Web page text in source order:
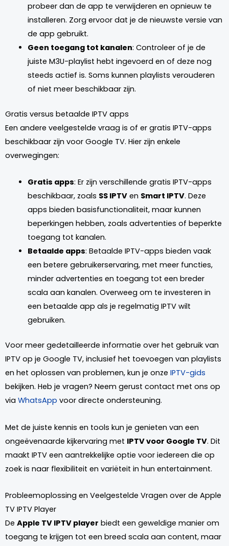
probeer dan de app te verwijderen en opnieuw te
installeren. Zorg ervoor dat je de nieuwste versie van
de app gebruikt.
Geen toegang tot kanalen: Controleer of je de
juiste M3U-playlist hebt ingevoerd en of deze nog
steeds actief is. Soms kunnen playlists verouderen
of niet meer beschikbaar zijn.
Gratis versus betaalde IPTV apps
Een andere veelgestelde vraag is of er gratis IPTV-apps
beschikbaar zijn voor Google TV. Hier zijn enkele
overwegingen:
Gratis apps: Er zijn verschillende gratis IPTV-apps
beschikbaar, zoals SS IPTVen Smart IPTV. Deze
apps bieden basisfunctionaliteit, maar kunnen
beperkingen hebben, zoals advertenties of beperkte
toegang tot kanalen.
Betaalde apps: Betaalde IPTV-apps bieden vaak
een betere gebruikerservaring, met meer functies,
minder advertenties en toegang tot een breder
scala aan kanalen. Overweeg om te investeren in
een betaalde app als je regelmatig IPTV wilt
gebruiken.
Voor meer gedetailleerde informatie over het gebruik van
IPTV op je Google TV, inclusief het toevoegen van playlists
en het oplossen van problemen, kun je onze IPTV-gids
bekijken. Heb je vragen? Neem gerust contact met ons op
via WhatsApp voor directe ondersteuning.
Met de juiste kennis en tools kun je genieten van een
ongeëvenaarde kijkervaring met IPTV voor Google TV. Dit
maakt IPTV een aantrekkelijke optie voor iedereen die op
zoek is naar flexibiliteit en variëteit in hun entertainment.
Probleemoplossing en Veelgestelde Vragen over de Apple
TV IPTV Player
De Apple TV IPTV player biedt een geweldige manier om
toegang te krijgen tot een breed scala aan content, maar